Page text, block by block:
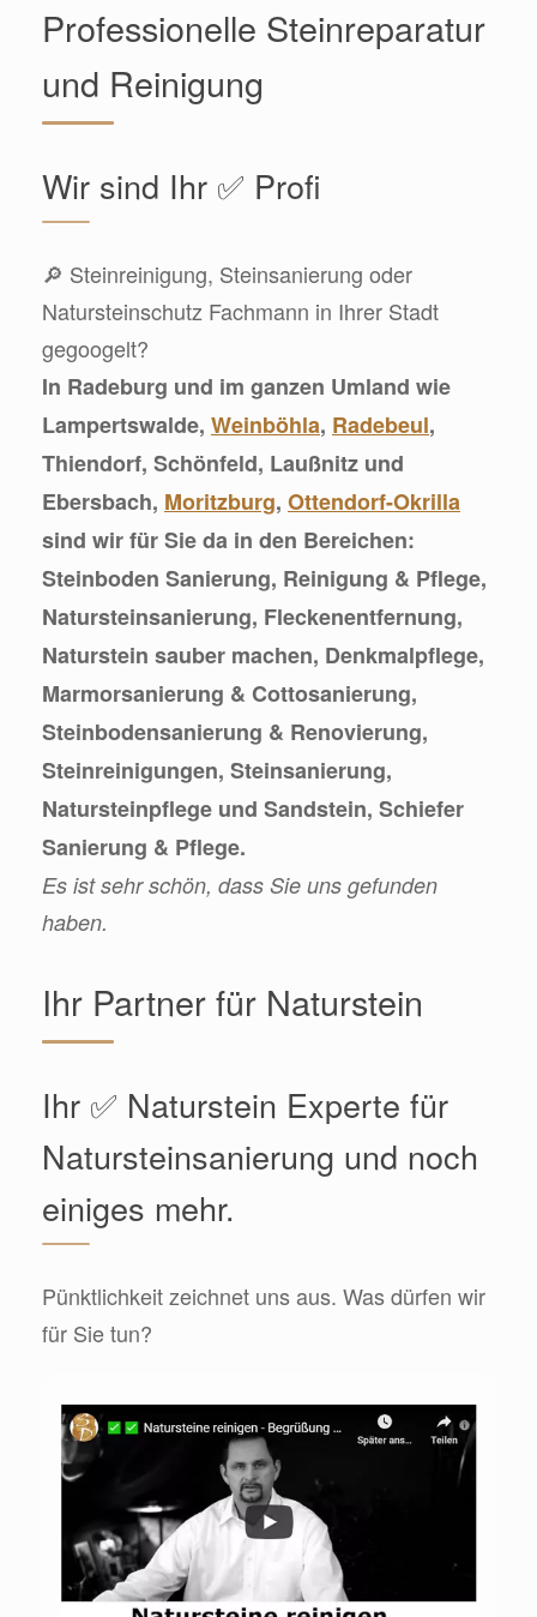
Professionelle Steinreparatur
und Reinigung
Wir sind Ihr ✅ Profi
🔎 Steinreinigung, Steinsanierung oder
Natursteinschutz Fachmann in Ihrer Stadt
gegoogelt?
In Radeburg und im ganzen Umland wie
Lampertswalde, Weinböhla, Radebeul,
Thiendorf, Schönfeld, Laußnitz und
Ebersbach, Moritzburg, Ottendorf-Okrilla
sind wir für Sie da in den Bereichen:
Steinboden Sanierung, Reinigung & Pflege,
Natursteinsanierung, Fleckenentfernung,
Naturstein sauber machen, Denkmalpflege,
Marmorsanierung & Cottosanierung,
Steinbodensanierung & Renovierung,
Steinreinigungen, Steinsanierung,
Natursteinpflege und Sandstein, Schiefer
Sanierung & Pflege.
Es ist sehr schön, dass Sie uns gefunden
haben.
Ihr Partner für Naturstein
Ihr ✅ Naturstein Experte für
Natursteinsanierung und noch
einiges mehr.
Pünktlichkeit zeichnet uns aus. Was dürfen wir
für Sie tun?